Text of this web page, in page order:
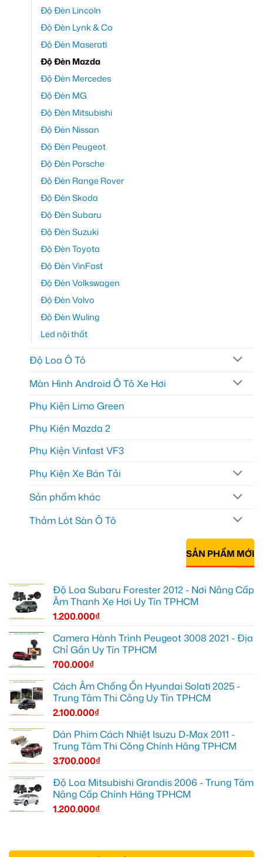
Độ Đèn Lincoln
Độ Đèn Lynk & Co
Độ Đèn Maserati
Độ Đèn Mazda
Độ Đèn Mercedes
Độ Đèn MG
Độ Đèn Mitsubishi
Độ Đèn Nissan
Độ Đèn Peugeot
Độ Đèn Porsche
Độ Đèn Range Rover
Độ Đèn Skoda
Độ Đèn Subaru
Độ Đèn Suzuki
Độ Đèn Toyota
Độ Đèn VinFast
Độ Đèn Volkswagen
Độ Đèn Volvo
Độ Đèn Wuling
Led nội thất
Độ Loa Ô Tô
Màn Hình Android Ô Tô Xe Hơi
Phụ Kiện Limo Green
Phụ Kiện Mazda 2
Phụ Kiện Vinfast VF3
Phụ Kiện Xe Bán Tải
Sản phẩm khác
Thảm Lót Sàn Ô Tô
SẢN PHẨM MỚI
Độ Loa Subaru Forester 2012 - Nơi Nâng Cấp
Âm Thanh Xe Hơi Uy Tín TPHCM
1.200.000₫
Camera Hành Trình Peugeot 3008 2021 - Địa
Chỉ Gắn Uy Tín TPHCM
700.000₫
Cách Âm Chống Ồn Hyundai Solati 2025 -
Trung Tâm Thi Công Uy Tín TPHCM
2.100.000₫
Dán Phim Cách Nhiệt Isuzu D-Max 2011 -
Trung Tâm Thi Công Chính Hãng TPHCM
3.700.000₫
Độ Loa Mitsubishi Grandis 2006 - Trung Tâm
Nâng Cấp Chính Hãng TPHCM
1.200.000₫